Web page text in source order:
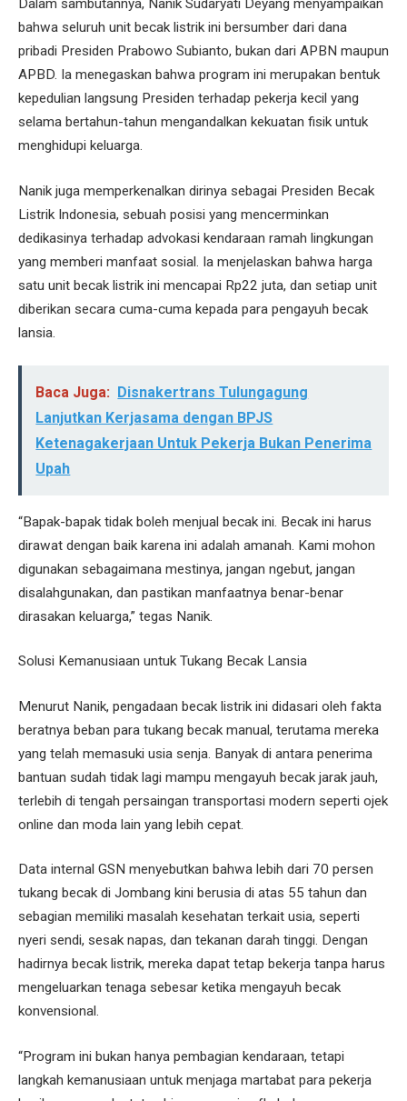
Dalam sambutannya, Nanik Sudaryati Deyang menyampaikan
bahwa seluruh unit becak listrik ini bersumber dari dana
pribadi Presiden Prabowo Subianto, bukan dari APBN maupun
APBD. Ia menegaskan bahwa program ini merupakan bentuk
kepedulian langsung Presiden terhadap pekerja kecil yang
selama bertahun-tahun mengandalkan kekuatan fisik untuk
menghidupi keluarga.
Nanik juga memperkenalkan dirinya sebagai Presiden Becak
Listrik Indonesia, sebuah posisi yang mencerminkan
dedikasinya terhadap advokasi kendaraan ramah lingkungan
yang memberi manfaat sosial. Ia menjelaskan bahwa harga
satu unit becak listrik ini mencapai Rp22 juta, dan setiap unit
diberikan secara cuma-cuma kepada para pengayuh becak
lansia.
Baca Juga: Disnakertrans Tulungagung
Lanjutkan Kerjasama dengan BPJS
Ketenagakerjaan Untuk Pekerja Bukan Penerima
Upah
“Bapak-bapak tidak boleh menjual becak ini. Becak ini harus
dirawat dengan baik karena ini adalah amanah. Kami mohon
digunakan sebagaimana mestinya, jangan ngebut, jangan
disalahgunakan, dan pastikan manfaatnya benar-benar
dirasakan keluarga,” tegas Nanik.
Solusi Kemanusiaan untuk Tukang Becak Lansia
Menurut Nanik, pengadaan becak listrik ini didasari oleh fakta
beratnya beban para tukang becak manual, terutama mereka
yang telah memasuki usia senja. Banyak di antara penerima
bantuan sudah tidak lagi mampu mengayuh becak jarak jauh,
terlebih di tengah persaingan transportasi modern seperti ojek
online dan moda lain yang lebih cepat.
Data internal GSN menyebutkan bahwa lebih dari 70 persen
tukang becak di Jombang kini berusia di atas 55 tahun dan
sebagian memiliki masalah kesehatan terkait usia, seperti
nyeri sendi, sesak napas, dan tekanan darah tinggi. Dengan
hadirnya becak listrik, mereka dapat tetap bekerja tanpa harus
mengeluarkan tenaga sebesar ketika mengayuh becak
konvensional.
“Program ini bukan hanya pembagian kendaraan, tetapi
langkah kemanusiaan untuk menjaga martabat para pekerja